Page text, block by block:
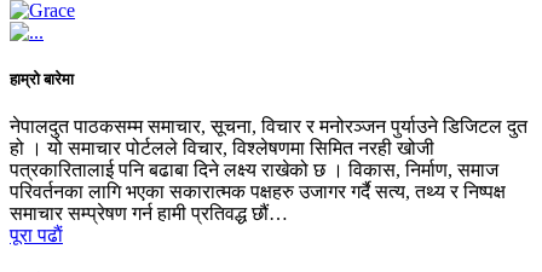
हाम्रो बारेमा
नेपालदुत पाठकसम्म समाचार, सूचना, विचार र मनोरञ्जन पुर्याउने डिजिटल दुत
हो । यो समाचार पोर्टलले विचार, विश्लेषणमा सिमित नरही खोजी
पत्रकारितालाई पनि बढाबा दिने लक्ष्य राखेको छ । विकास, निर्माण, समाज
परिवर्तनका लागि भएका सकारात्मक पक्षहरु उजागर गर्दै सत्य, तथ्य र निष्पक्ष
समाचार सम्प्रेषण गर्न हामी प्रतिवद्ध छौं…
पूरा पढाैं